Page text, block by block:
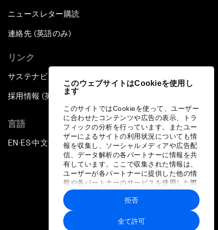
このウェブサイトはCookieを使用し
ます
このサイトではCookieを使って、ユーザー
に合わせたコンテンツや広告の表示、トラ
フィックの分析を行っています。またユー
ザーによるサイトの利用状況についても情
報を収集し、ソーシャルメディアや広告配
信、データ解析の各パートナーに情報を共
有しています。ここで収集された情報は、
ユーザーが各パートナーに提供した他の情
報や各パートナーのサービスを使用した際
に収集された情報と組み合わされ、各パー
トナーによって使用されることがありま
す。
全て許可
拒否
ニュースレター購読
連絡先 (英語のみ)
リンク
サステナビリティへの取り組み
採用情報 (英語のみ)
言語
EN ▪ ES▪中文▪ 日本語
プライバシーポリシーと利用規約
サイトマップ